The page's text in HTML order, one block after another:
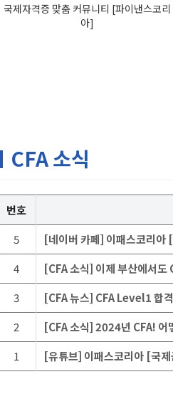
국제자격증 맞춤 커뮤니티 [파이낸스코리
아]
CFA 소식
번호
5
[네이버 카페] 이패스코리아
4
[CFA 소식] 이제 부산에서도
3
[CFA 뉴스] CFA Level1 합
2
[CFA 소식] 2024년 CFA! 어
1
[유튜브] 이패스코리아 [국